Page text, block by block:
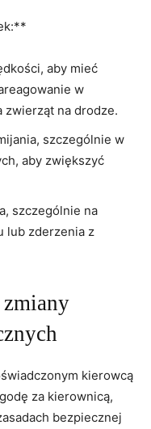
aby mieć
w
zwierząt na drodze.
szczególnie⁤ w
aby zwiększyć
szczególnie⁣ na
lub zderzenia ⁤z
kierowcą
za kierownicą,
bezpiecznej